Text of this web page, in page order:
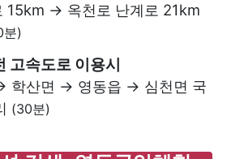
15km → 옥천로 난계로 21km
)
고속도로 이용시
학산면 → 영동읍 → 심천면 국
(30분)